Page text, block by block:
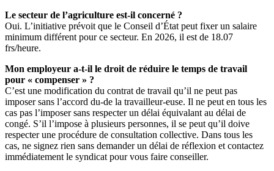
Le secteur de l’agriculture est-il concerné ?
Oui. L’initiative prévoit que le Conseil d’État peut fixer un salaire
minimum différent pour ce secteur. En 2026, il est de 18.07
frs/heure.
Mon employeur a-t-il le droit de réduire le temps de travail
pour « compenser » ?
C’est une modification du contrat de travail qu’il ne peut pas
imposer sans l’accord du-de la travailleur-euse. Il ne peut en tous les
cas pas l’imposer sans respecter un délai équivalant au délai de
congé. S’il l’impose à plusieurs personnes, il se peut qu’il doive
respecter une procédure de consultation collective. Dans tous les
cas, ne signez rien sans demander un délai de réflexion et contactez
immédiatement le syndicat pour vous faire conseiller.